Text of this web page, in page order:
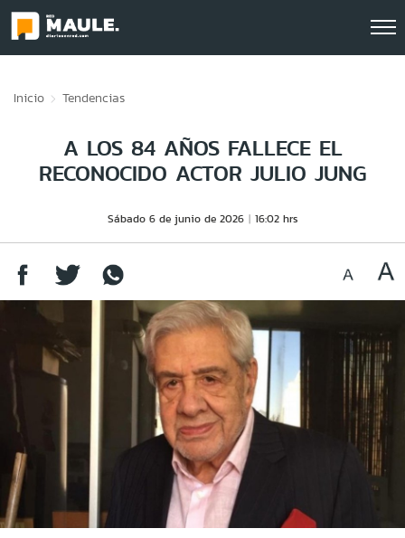
Inicio Tendencias
A LOS 84 AÑOS FALLECE EL
RECONOCIDO ACTOR JULIO JUNG
Sábado 6 de junio de 2026 16:02 hrs